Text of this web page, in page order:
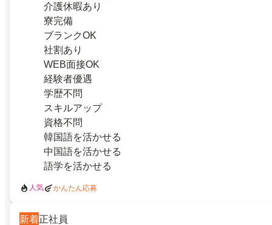
介護休暇あり
寮完備
ブランクOK
社割あり
WEB面接OK
経験者優遇
学歴不問
スキルアップ
資格不問
韓国語を活かせる
中国語を活かせる
語学を活かせる
人気 かんたん応募
新着正社員